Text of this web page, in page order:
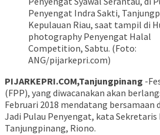
Penyengat Indra Sakti,
Kepulauan Riau, saat tampil di
photography Penyengat Halal
Competition, Sabtu. (Foto:
ANG/pijarkepri.com)
PIJARKEPRI.COM,Tanjungpinang -
(FPP), yang diwacanakan akan
Februari 2018 mendatang bersamaan
Jadi Pulau Penyengat, kata Sekretaris
Tanjungpinang, Riono.